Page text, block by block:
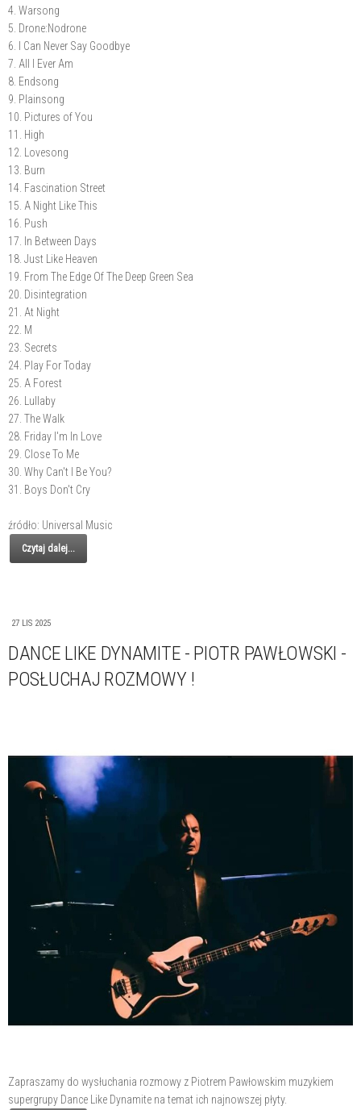
4. Warsong
5. Drone:Nodrone
6. I Can Never Say Goodbye
7. All I Ever Am
8. Endsong
9. Plainsong
10. Pictures of You
11. High
12. Lovesong
13. Burn
14. Fascination Street
15. A Night Like This
16. Push
17. In Between Days
18. Just Like Heaven
19. From The Edge Of The Deep Green Sea
20. Disintegration
21. At Night
22. M
23. Secrets
24. Play For Today
25. A Forest
26. Lullaby
27. The Walk
28. Friday I'm In Love
29. Close To Me
30. Why Can't I Be You?
31. Boys Don't Cry
źródło: Universal Music
Czytaj dalej...
27 LIS 2025
DANCE LIKE DYNAMITE - PIOTR PAWŁOWSKI -
POSŁUCHAJ ROZMOWY !
Zapraszamy do wysłuchania rozmowy z Piotrem Pawłowskim muzykiem
supergrupy Dance Like Dynamite na temat ich najnowszej płyty.